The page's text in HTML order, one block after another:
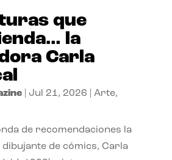
que
la
Carla
| Jul 21, 2026 Arte,
de recomendaciones la
de cómics, Carla